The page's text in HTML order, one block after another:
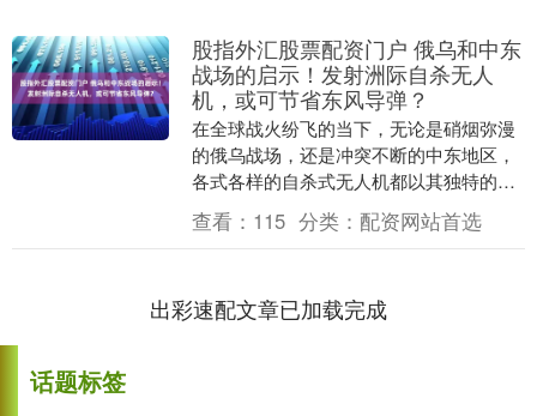
股指外汇股票配资门户 俄乌和中东
战场的启示！发射洲际自杀无人
机，或可节省东风导弹？
在全球战火纷飞的当下，无论是硝烟弥漫
的俄乌战场，还是冲突不断的中东地区，
各式各样的自杀式无人机都以其独特的作
战方式和显著的作战效能，给人们留下了
深刻的印象。从单....
查看： 115 分类： 配资网站首选
出彩速配文章已加载完成
话题标签